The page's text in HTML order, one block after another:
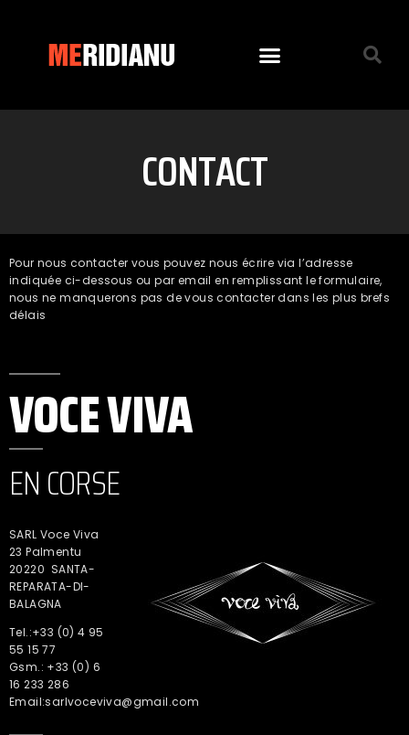
CONTACT
Pour nous contacter vous pouvez nous écrire via l’adresse
indiquée ci-dessous ou par email en remplissant le formulaire,
nous ne manquerons pas de vous contacter dans les plus brefs
délais
VOCE VIVA
EN CORSE
SARL Voce Viva
23 Palmentu
20220 SANTA-
REPARATA-DI-
BALAGNA
Tel.:+33 (0) 4 95
55 15 77
Gsm.: +33 (0) 6
16 233 286
Email:sarlvoceviva@gmail.com